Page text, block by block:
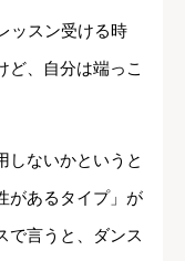
ッスン受ける時
ど、自分は端っこ
しないかというと
があるタイプ」が
で言うと、ダンス